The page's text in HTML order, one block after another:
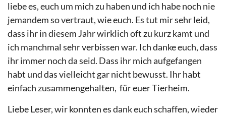
liebe es, euch um mich zu haben und ich habe noch nie
jemandem so vertraut, wie euch. Es tut mir sehr leid,
dass ihr in diesem Jahr wirklich oft zu kurz kamt und
ich manchmal sehr verbissen war. Ich danke euch, dass
ihr immer noch da seid. Dass ihr mich aufgefangen
habt und das vielleicht gar nicht bewusst. Ihr habt
einfach zusammengehalten, für euer Tierheim.
Liebe Leser, wir konnten es dank euch schaffen, wieder